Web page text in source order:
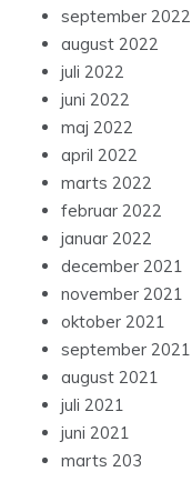
september 2022
august 2022
juli 2022
juni 2022
maj 2022
april 2022
marts 2022
februar 2022
januar 2022
december 2021
november 2021
oktober 2021
september 2021
august 2021
juli 2021
juni 2021
marts 203